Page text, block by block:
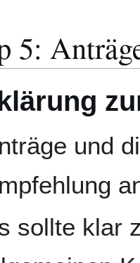
5:
und
sollte klar